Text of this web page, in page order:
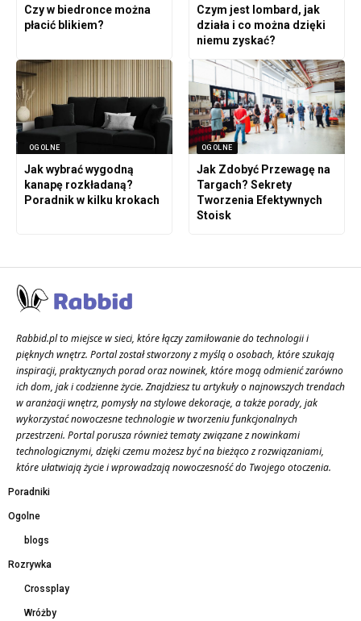
Czy w biedronce można
płacić blikiem?
Czym jest lombard, jak
działa i co można dzięki
niemu zyskać?
OGOLNE
Jak wybrać wygodną
kanapę rozkładaną?
Poradnik w kilku krokach
OGOLNE
Jak Zdobyć Przewagę na
Targach? Sekrety
Tworzenia Efektywnych
Stoisk
Rabbid.pl to miejsce w sieci, które łączy zamiłowanie do technologii i
pięknych wnętrz. Portal został stworzony z myślą o osobach, które szukają
inspiracji, praktycznych porad oraz nowinek, które mogą odmienić zarówno
ich dom, jak i codzienne życie. Znajdziesz tu artykuły o najnowszych trendach
w aranżacji wnętrz, pomysły na stylowe dekoracje, a także porady, jak
wykorzystać nowoczesne technologie w tworzeniu funkcjonalnych
przestrzeni. Portal porusza również tematy związane z nowinkami
technologicznymi, dzięki czemu możesz być na bieżąco z rozwiązaniami,
które ułatwiają życie i wprowadzają nowoczesność do Twojego otoczenia.
Poradniki
Ogolne
blogs
Rozrywka
Crossplay
Wróżby